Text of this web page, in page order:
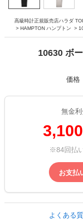
高級時計正規販売店ハラダ
> HAMPTON ハンプトン >
10630 ボ
価格
無金
3,100
※84回払
お支払
よくある